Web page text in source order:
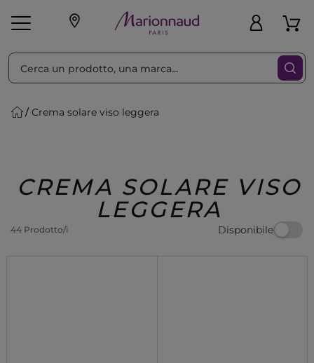
Make-up Profumi
Regalo
Crema solare viso leggera
CREMA SOLARE VISO
LEGGERA
44 Prodotto/i Disponibile
Ordina per Filtra